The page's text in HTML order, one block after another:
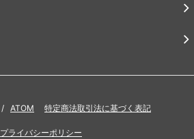
/ ATOM 特定商法取引法に基づく表記
プライバシーポリシー